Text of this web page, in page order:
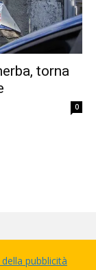
torna
0
pubblicità